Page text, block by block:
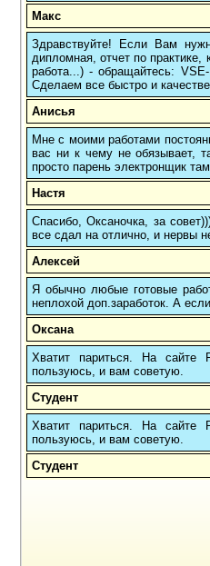
Макс
Здравствуйте! Если Вам
дипломная, отчет по
работа...) - обращайтесь:
Сделаем все быстро и
Анисья
Мне с моими работами
вас ни к чему не обязывает,
просто парень электронщик
Настя
Спасибо, Оксаночка, за
все сдал на отлично, и нервы
Алексей
Я обычно любые готовые
неплохой доп.заработок. А
Оксана
Хватит париться. На
пользуюсь, и вам советую.
Студент
Хватит париться. На
пользуюсь, и вам советую.
Студент